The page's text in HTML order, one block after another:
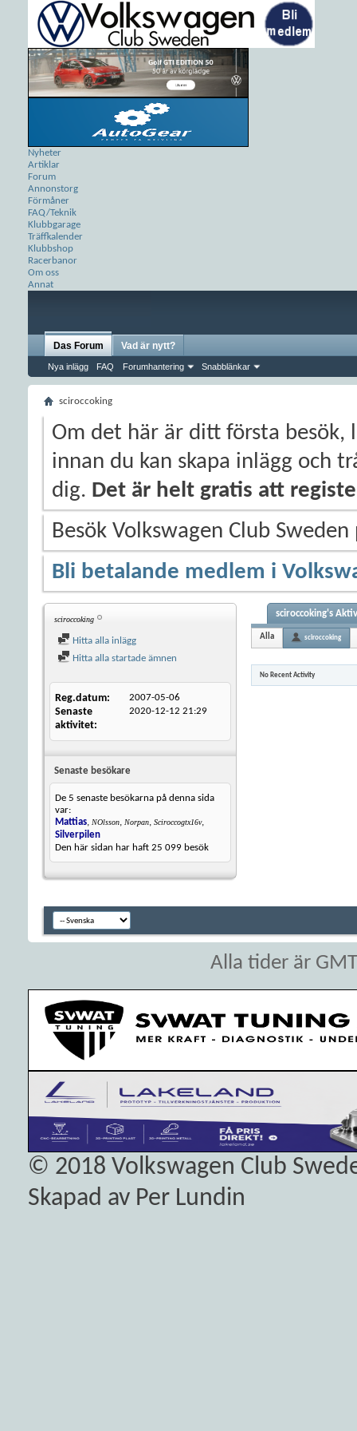
Nyheter
Artiklar
Forum
Annonstorg
Förmåner
FAQ/Teknik
Klubbgarage
Träffkalender
Klubbshop
Racerbanor
Om oss
Annat
Das Forum
Nya inlägg FAQ Forumhantering Snabblänkar
Vad är nytt?
sciroccoking
Om det här är ditt första besök,
innan du kan skapa inlägg och
dig. Det är helt gratis att
Besök Volkswagen Club
Bli betalande medlem i
sciroccoking
Hitta alla inlägg
Hitta alla startade ämnen
Reg.datum 2007-05-06
Senaste
aktivitet
2020-12-12 21:29
Senaste besökare
De 5 senaste besökarna på denna sida
var:
Mattias, NOlsson, Norpan, Sciroccogtx16v,
Silverpilen
Den här sidan har haft 25 099 besök
sciroccoking's
Alla sciroccoking
No Recent Activity
Alla tider är
© 2018 Volkswagen Club
Skapad av Per Lundin